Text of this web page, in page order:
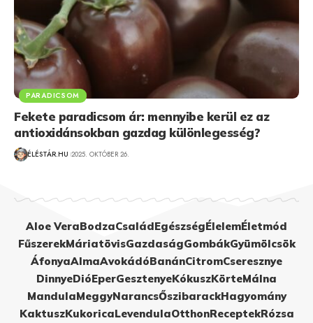
PARADICSOM
Fekete paradicsom ár: mennyibe kerül ez az
antioxidánsokban gazdag különlegesség?
ÉLÉSTÁR.HU 2025. OKTÓBER 26.
Aloe VeraBodzaCsaládEgészségÉlelemÉletmód
FűszerekMáriatövisGazdaságGombákGyümölcsök
ÁfonyaAlmaAvokádóBanánCitromCseresznye
DinnyeDióEperGesztenyeKókuszKörteMálna
MandulaMeggyNarancsŐszibarackHagyomány
KaktuszKukoricaLevendulaOtthonReceptekRózsa